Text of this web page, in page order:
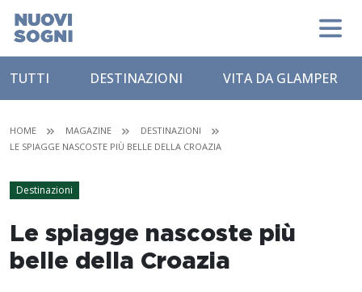
TUTTI DESTINAZIONI VITA DA GLAMPER
HOME MAGAZINE
DESTINAZIONI
LE SPIAGGE NASCOSTE PIÙ BELLE DELLA CROAZIA
Destinazioni
Le spiagge nascoste più
belle della Croazia